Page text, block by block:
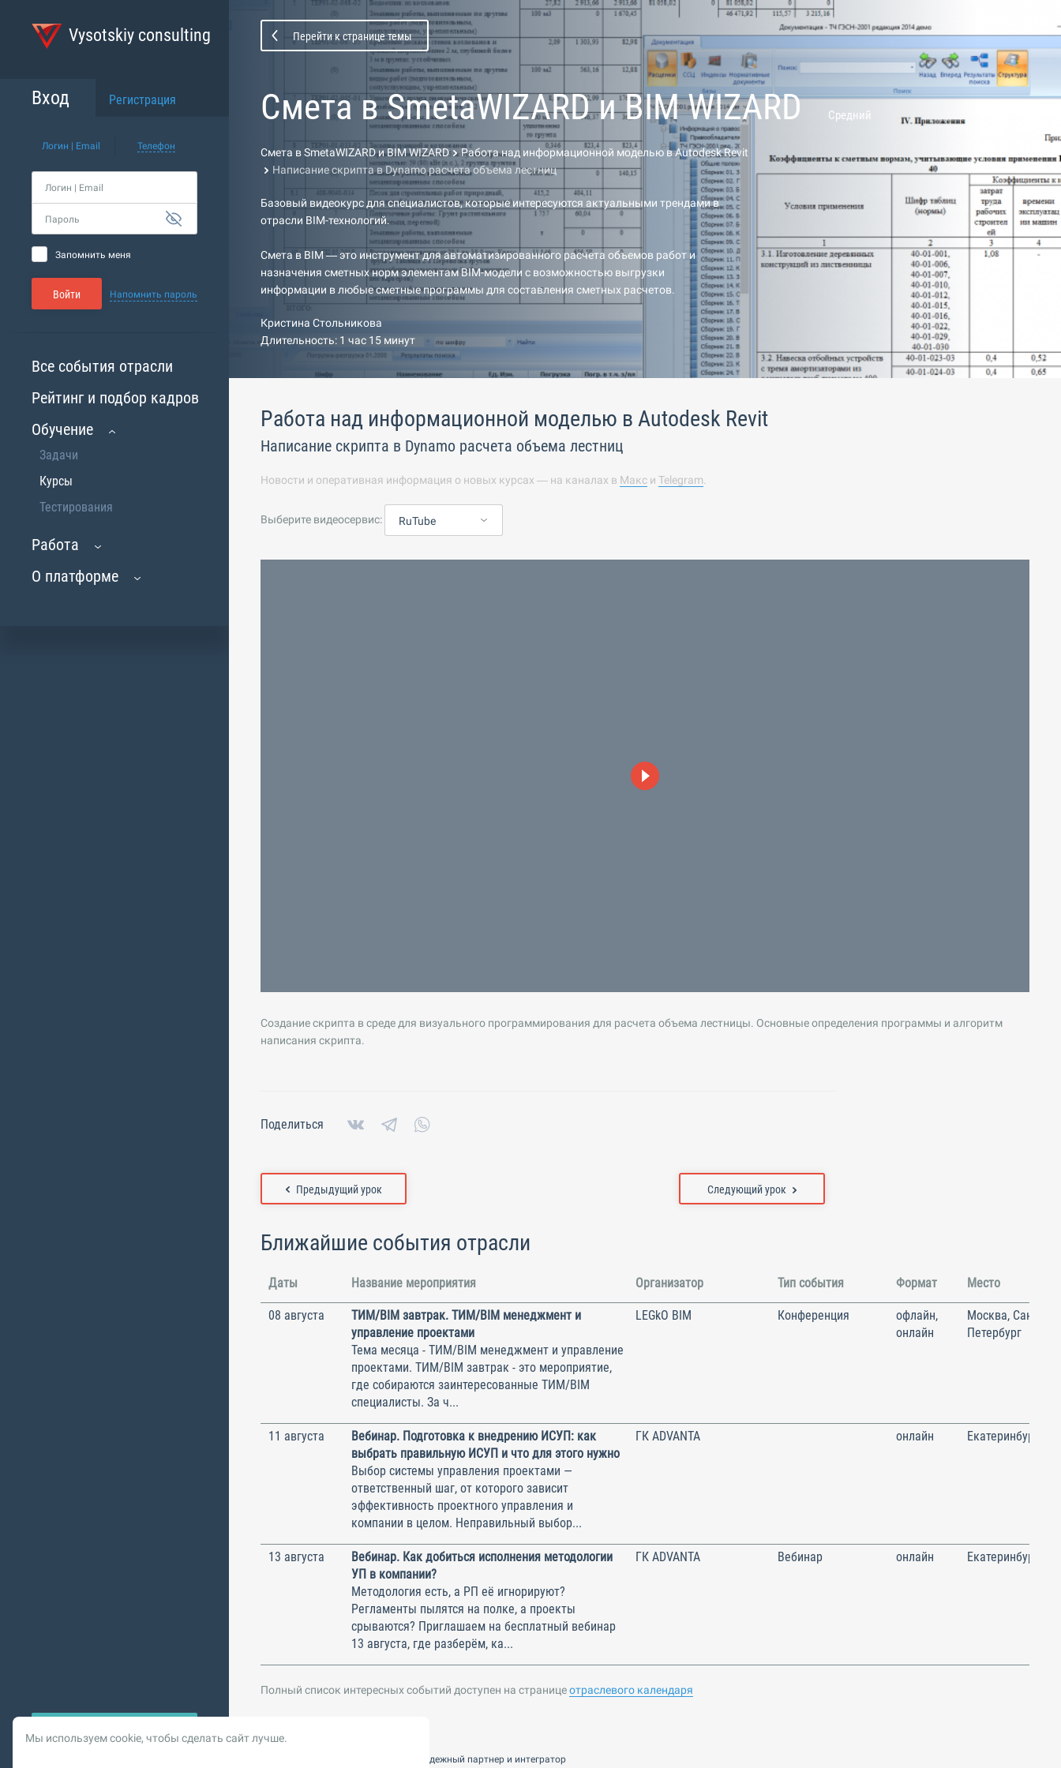
Vysotskiy consulting
Вход Регистрация
Логин | Email Телефон
Логин | Email
Пароль
Запомнить меня
Войти Напомнить пароль
Все события отрасли
Рейтинг и подбор кадров
Обучение
Задачи
Курсы
Тестирования
Работа
О платформе
Перейти к странице темы
Cмета в SmetaWIZARD и BIM WIZARD Средний
Cмета в SmetaWIZARD и BIM WIZARD
Работа над информационной моделью в Autodesk Revit
Написание скрипта в Dynamo расчета объема лестниц
Базовый видеокурс для специалистов, которые интересуются актуальными трендами в
отрасли BIM-технологий.
Cмета в BIM — это инструмент для автоматизированного расчета объемов работ и
назначения сметных норм элементам BIM-модели с возможностью выгрузки
информации в любые сметные программы для составления сметных расчетов.
Кристина Стольникова
Длительность: 1 час 15 минут
Работа над информационной моделью в Autodesk Revit
Написание скрипта в Dynamo расчета объема лестниц
Новости и оперативная информация о новых курсах — на каналах в Макс и Telegram
Выберите видеосервис: RuTube
Создание скрипта в среде для визуального программирования для расчета объема лестницы. Основные определения программы и алгоритм
написания скрипта.
Поделиться
Предыдущий урок Следующий урок
Ближайшие события отрасли
Даты Название мероприятия Организатор Тип события Формат Место
08 августа
ТИМ/BIM завтрак. ТИМ/BIM менеджмент и
управление проектами
Тема месяца - ТИМ/BIM менеджмент и управление
проектами. ТИМ/BIM завтрак - это мероприятие,
где собираются заинтересованные ТИМ/BIM
специалисты. За ч...
LEGkO BIM Конференция
офлайн,
онлайн
Москва, Санкт-
Петербург
11 августа
Вебинар. Подготовка к внедрению ИСУП: как
выбрать правильную ИСУП и что для этого нужно
Выбор системы управления проектами —
ответственный шаг, от которого зависит
эффективность проектного управления и
компании в целом. Неправильный выбор...
ГК ADVANTA онлайн Екатеринбург
13 августа
Вебинар. Как добиться исполнения методологии
УП в компании?
Методология есть, а РП её игнорируют?
Регламенты пылятся на полке, а проекты
срываются? Приглашаем на бесплатный вебинар
13 августа, где разберём, ка...
ГК ADVANTA Вебинар онлайн Екатеринбург
Полный список интересных событий доступен на страницеотраслевого календаря
© 2026 Vysotskiy consulting — ваш надежный партнер и интегратор
Мы используем cookie, чтобы сделать сайт лучше.